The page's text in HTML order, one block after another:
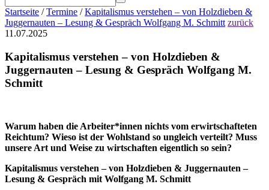
Startseite /Termine /Kapitalismus verstehen – von Holzdieben &
Juggernauten – Lesung & Gespräch Wolfgang M. Schmitt zurück
11.07.2025
Kapitalismus verstehen – von Holzdieben &
Juggernauten – Lesung & Gespräch Wolfgang M.
Schmitt
Warum haben die Arbeiter*innen nichts vom erwirtschafteten
Reichtum? Wieso ist der Wohlstand so ungleich verteilt? Muss
unsere Art und Weise zu wirtschaften eigentlich so sein?
Kapitalismus verstehen – von Holzdieben & Juggernauten –
Lesung & Gespräch mit Wolfgang M. Schmitt